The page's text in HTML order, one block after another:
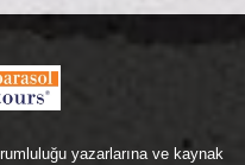
yazarlarına ve kaynak